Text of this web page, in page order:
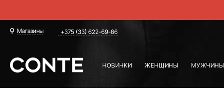
Магазины +375 (33) 622-69-66
НОВИНКИ ЖЕНЩИНЫ МУЖЧИНЫ